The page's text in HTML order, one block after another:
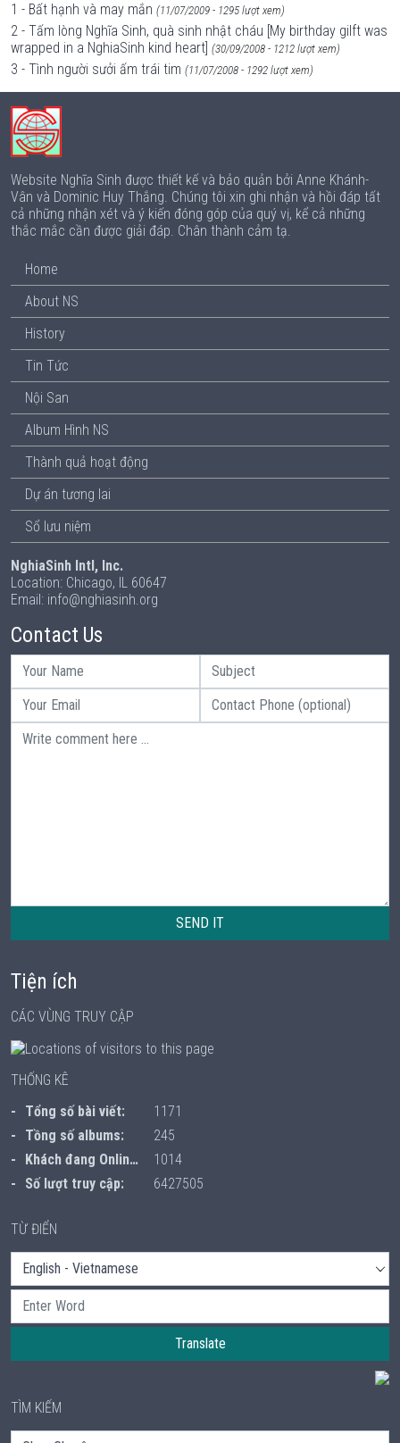
1 - Bất hạnh và may mắn (11/07/2009 - 1295 lượt xem)
2 - Tấm lòng Nghĩa Sinh, quà sinh nhật cháu [My birthday gilft was
wrapped in a NghiaSinh kind heart] (30/09/2008 - 1212 lượt xem)
3 - Tình người sưởi ấm trái tim (11/07/2008 - 1292 lượt xem)
Website Nghĩa Sinh được thiết kế và bảo quản bởi Anne Khánh-
Vân và Dominic Huy Thắng. Chúng tôi xin ghi nhận và hồi đáp tất
cả những nhận xét và ý kiến đóng góp của quý vị, kể cả những
thắc mắc cần được giải đáp. Chân thành cảm tạ.
Home
About NS
History
Tin Tức
Nội San
Album Hình NS
Thành quả hoạt động
Dự án tương lai
Sổ lưu niệm
NghiaSinh Intl, Inc.
Location: Chicago, IL 60647
Email: info@nghiasinh.org
Contact Us
SEND IT
Tiện ích
CÁC VÙNG TRUY CẬP
THỐNG KÊ
Tổng số bài viết:
1171
Tồng số albums:
245
Khách đang Online:
1014
Số lượt truy cập:
6427505
TỪ ĐIỂN
Translate
TÌM KIẾM